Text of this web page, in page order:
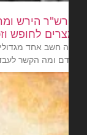
הירש
לחופש
ומה הקשר לעבדות